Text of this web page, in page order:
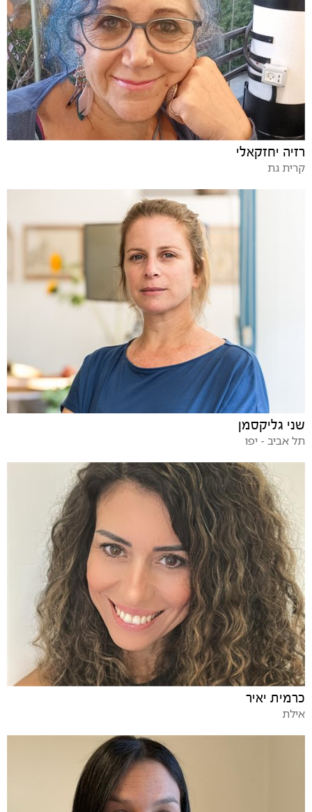
רזיה יחזקאלי
קרית גת
שני גליקסמן
תל אביב - יפו
כרמית יאיר
אילת